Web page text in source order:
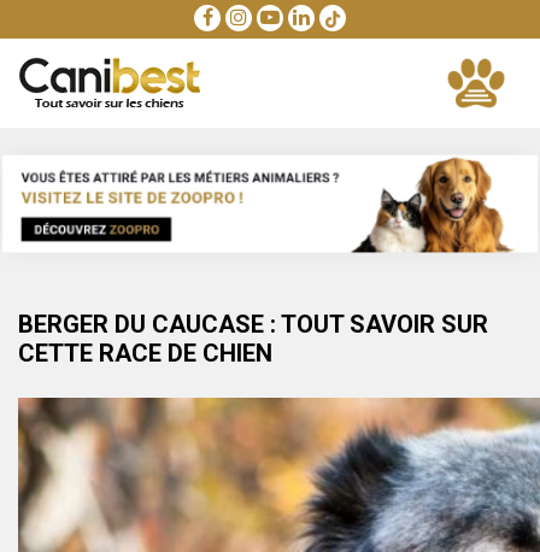
BERGER DU CAUCASE : TOUT SAVOIR SUR
CETTE RACE DE CHIEN